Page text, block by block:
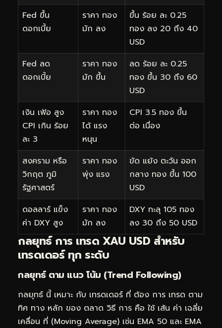
Fed ขึ้น
ดอกเบี้ย
ราคา ทอง
มัก ลง
ขึ้น ร้อย ละ 0.25
ทอง ลง 20 ถึง 40
USD
Fed ลด
ดอกเบี้ย
ราคา ทอง
มัก ขึ้น
ลด ร้อย ละ 0.25
ทอง ขึ้น 30 ถึง 60
USD
เงิน เฟ้อ สูง
CPI เกิน ร้อย
ละ 3
ราคา ทอง
ได้ แรง
หนุน
CPI 3.5 ทอง ขึ้น
ต่อ เนื่อง
สงคราม หรือ
วิกฤต ภูมิ
รัฐศาสตร์
ราคา ทอง
พุ่ง แรง
ขัด แย้ง ตะวัน ออก
กลาง ทอง ขึ้น 100
USD
ดอลลาร์ แข็ง
ค่า DXY สูง
ราคา ทอง
มัก ลง
DXY ทะลุ 105 ทอง
ลง 30 ถึง 50 USD
กลยุทธ์ การ เทรด XAU USD สำหรับ
เทรดเดอร์ ทุก ระดับ
กลยุทธ์ ตาม แนว โน้ม (Trend Following)
กลยุทธ์ นี้ เหมาะ กับ เทรดเดอร์ ที่ ต้อง การ เทรด ตาม
ทิศ ทาง หลัก ของ ตลาด วิธี การ คือ ใช้ เส้น ค่า เฉลี่ย
เคลื่อน ที่ (Moving Average) เช่น EMA 50 และ EMA